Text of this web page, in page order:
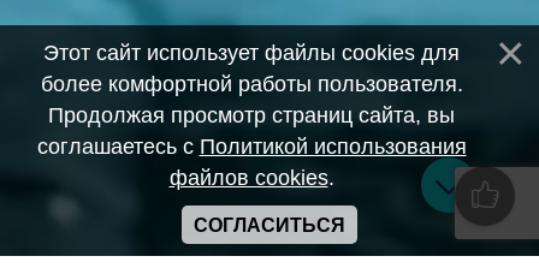
Этот сайт использует файлы cookies для
более комфортной работы пользователя.
Продолжая просмотр страниц сайта, вы
соглашаетесь с Политикой использования
файлов cookies.
СОГЛАСИТЬСЯ